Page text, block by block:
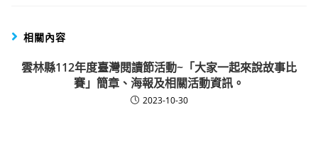
相關內容
雲林縣112年度臺灣閱讀節活動~「大家一起來說故事比
賽」簡章、海報及相關活動資訊。
2023-10-30